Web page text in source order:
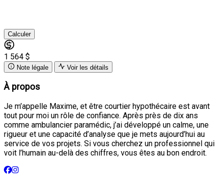
Calculer
1 564 $
Note légale Voir les détails
À propos
Je m’appelle Maxime, et être courtier hypothécaire est avant
tout pour moi un rôle de confiance. Après près de dix ans
comme ambulancier paramédic, j’ai développé un calme, une
rigueur et une capacité d’analyse que je mets aujourd’hui au
service de vos projets. Si vous cherchez un professionnel qui
voit l’humain au-delà des chiffres, vous êtes au bon endroit.